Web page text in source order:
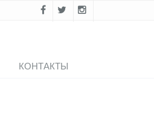
КОНТАКТЫ